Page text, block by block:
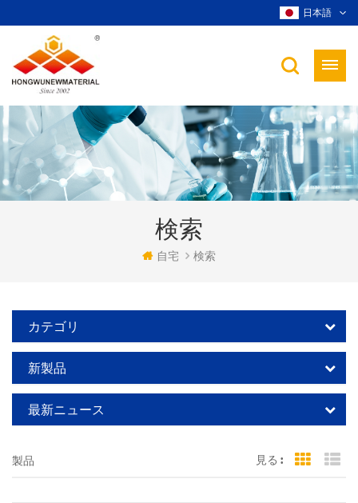
日本語
検索
自宅 検索
カテゴリ
新製品
最新ニュース
製品 見る : Grid